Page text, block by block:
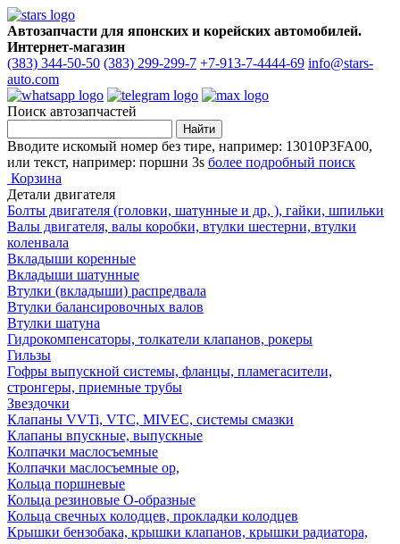
Автозапчасти для японских и корейских автомобилей.
Интернет-магазин
(383) 344-50-50 (383) 299-299-7 +7-913-7-4444-69 info@stars-
auto.com
Поиск автозапчастей
Вводите искомый номер без тире, например: 13010P3FA00,
или текст, например: поршни 3s более подробный поиск
Корзина
Детали двигателя
Болты двигателя (головки, шатунные и др, ), гайки, шпильки
Валы двигателя, валы коробки, втулки шестерни, втулки
коленвала
Вкладыши коренные
Вкладыши шатунные
Втулки (вкладыши) распредвала
Втулки балансировочных валов
Втулки шатуна
Гидрокомпенсаторы, толкатели клапанов, рокеры
Гильзы
Гофры выпускной системы, фланцы, пламегасители,
стронгеры, приемные трубы
Звездочки
Клапаны VVTi, VTC, MIVEC, системы смазки
Клапаны впускные, выпускные
Колпачки маслосъемные
Колпачки маслосъемные ор,
Кольца поршневые
Кольца резиновые О-образные
Кольца свечных колодцев, прокладки колодцев
Крышки бензобака, крышки клапанов, крышки радиатора,